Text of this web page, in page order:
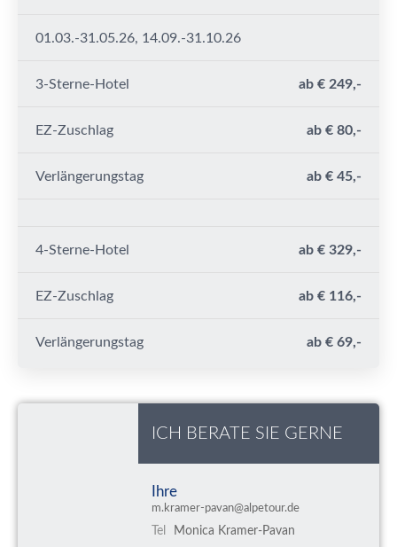
01.03.-31.05.26, 14.09.-31.10.26
3-Sterne-Hotel ab € 249,-
EZ-Zuschlag ab € 80,-
Verlängerungstag ab € 45,-
4-Sterne-Hotel ab € 329,-
EZ-Zuschlag ab € 116,-
Verlängerungstag ab € 69,-
ICH BERATE SIE GERNE
Ihre
m.kramer-pavan@alpetour.de
Tel
Monica Kramer-Pavan